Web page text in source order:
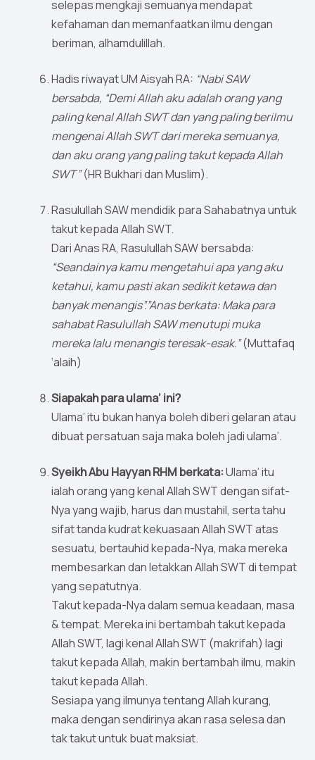
selepas mengkaji semuanya mendapat
kefahaman dan memanfaatkan ilmu dengan
beriman, alhamdulillah.
Hadis riwayat UM Aisyah RA: “Nabi SAW
bersabda, “Demi Allah aku adalah orang yang
paling kenal Allah SWT dan yang paling berilmu
mengenai Allah SWT dari mereka semuanya,
dan aku orang yang paling takut kepada Allah
SWT”(HR Bukhari dan Muslim).
Rasulullah SAW mendidik para Sahabatnya untuk
takut kepada Allah SWT.
Dari Anas RA, Rasulullah SAW bersabda:
“Seandainya kamu mengetahui apa yang aku
ketahui, kamu pasti akan sedikit ketawa dan
banyak menangis”.”Anas berkata: Maka para
sahabat Rasulullah SAW menutupi muka
mereka lalu menangis teresak-esak.”(Muttafaq
‘alaih)
Siapakah para ulama’ ini?
Ulama’ itu bukan hanya boleh diberi gelaran atau
dibuat persatuan saja maka boleh jadi ulama’.
Syeikh Abu Hayyan RHM berkata:Ulama’ itu
ialah orang yang kenal Allah SWT dengan sifat-
Nya yang wajib, harus dan mustahil, serta tahu
sifat tanda kudrat kekuasaan Allah SWT atas
sesuatu, bertauhid kepada-Nya, maka mereka
membesarkan dan letakkan Allah SWT di tempat
yang sepatutnya.
Takut kepada-Nya dalam semua keadaan, masa
& tempat. Mereka ini bertambah takut kepada
Allah SWT, lagi kenal Allah SWT (makrifah) lagi
takut kepada Allah, makin bertambah ilmu, makin
takut kepada Allah.
Sesiapa yang ilmunya tentang Allah kurang,
maka dengan sendirinya akan rasa selesa dan
tak takut untuk buat maksiat.